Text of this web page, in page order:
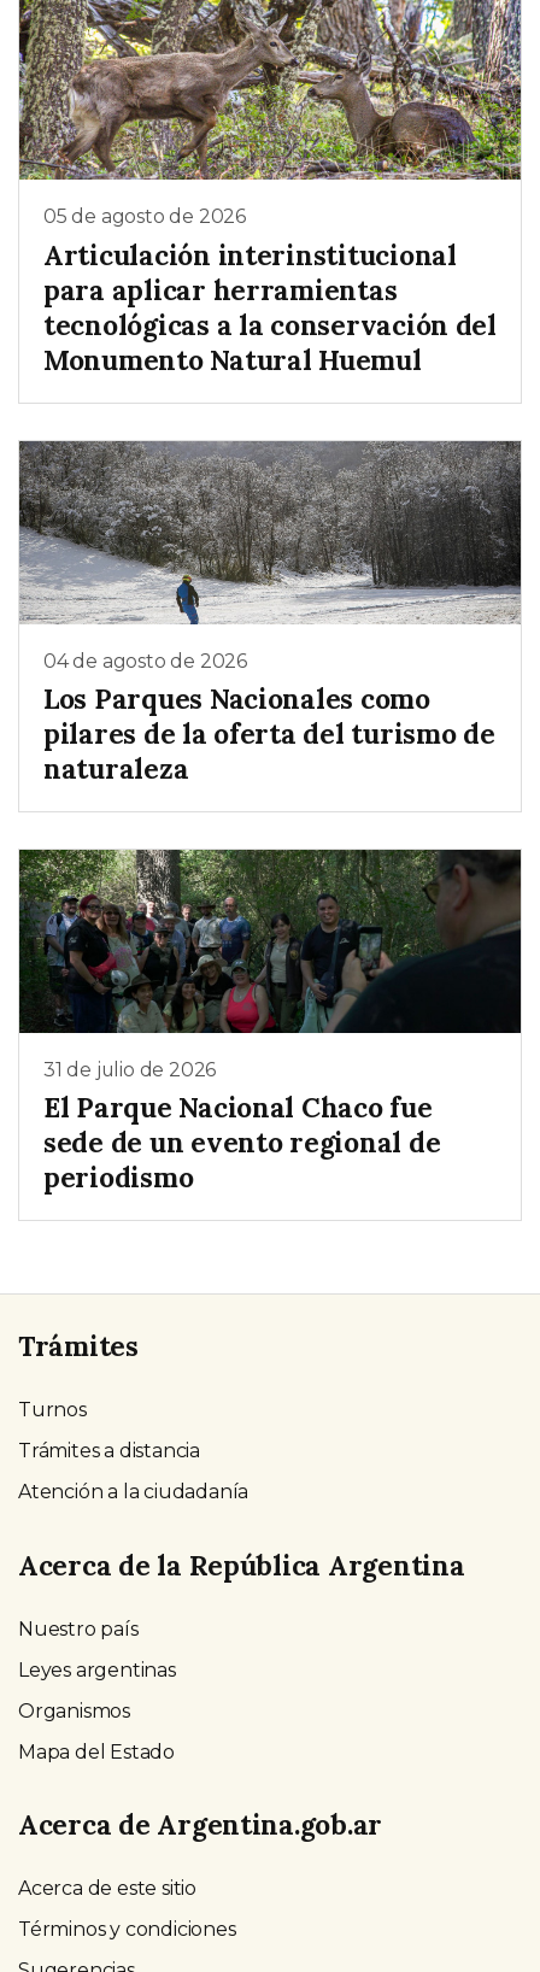
05 de agosto de 2026
Articulación interinstitucional
para aplicar herramientas
tecnológicas a la conservación del
Monumento Natural Huemul
04 de agosto de 2026
Los Parques Nacionales como
pilares de la oferta del turismo de
naturaleza
31 de julio de 2026
El Parque Nacional Chaco fue
sede de un evento regional de
periodismo
Trámites
Turnos
Trámites a distancia
Atención a la ciudadanía
Acerca de la República Argentina
Nuestro país
Leyes argentinas
Organismos
Mapa del Estado
Acerca de Argentina.gob.ar
Acerca de este sitio
Términos y condiciones